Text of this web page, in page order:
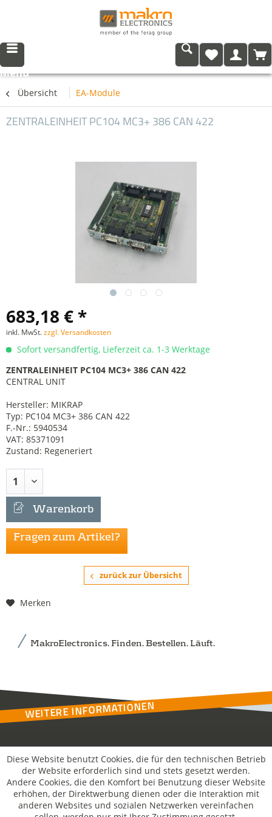
Menü
Übersicht EA-Module
ZENTRALEINHEIT PC104 MC3+ 386 CAN 422
683,18 € *
inkl. MwSt.zzgl. Versandkosten
Sofort versandfertig, Lieferzeit ca. 1-3 Werktage
ZENTRALEINHEIT PC104 MC3+ 386 CAN 422
CENTRAL UNIT
Hersteller: MIKRAP
Typ: PC104 MC3+ 386 CAN 422
F.-Nr.: 5940534
VAT: 85371091
Zustand: Regeneriert
Warenkorb
Fragen zum Artikel?
zurück zur Übersicht
Merken
MakroElectronics. Finden. Bestellen. Läuft.
WEITERE INFORMATIONEN
Kontakt
MakroSolutions
Diese Website benutzt Cookies, die für den technischen Betrieb
der Website erforderlich sind und stets gesetzt werden.
Andere Cookies, die den Komfort bei Benutzung dieser Website
erhöhen, der Direktwerbung dienen oder die Interaktion mit
anderen Websites und sozialen Netzwerken vereinfachen